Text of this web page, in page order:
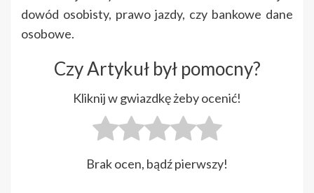
dowód osobisty, prawo jazdy, czy bankowe dane
osobowe.
Czy Artykuł był pomocny?
Kliknij w gwiazdkę żeby ocenić!
Brak ocen, bądź pierwszy!